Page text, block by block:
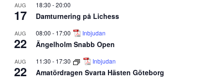
AUG
17
18:30 -20:00
Damturnering på Lichess
AUG
22
08:00 - 17:00 Inbjudan
Ängelholm Snabb Open
AUG
22
11:30 - 17:30 Inbjudan
Amatördragen Svarta Hästen Göteborg